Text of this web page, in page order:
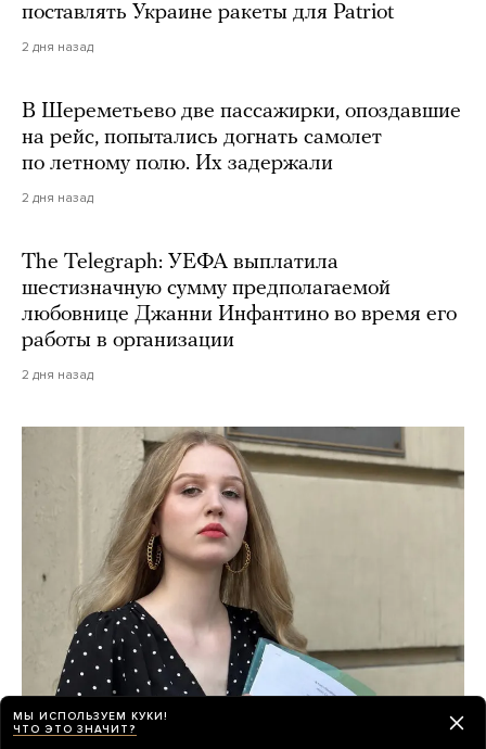
поставлять Украине ракеты для Patriot
2 дня назад
В Шереметьево две пассажирки, опоздавшие
на рейс, попытались догнать самолет
по летному полю. Их задержали
2 дня назад
The Telegraph: УЕФА выплатила
шестизначную сумму предполагаемой
любовнице Джанни Инфантино во время его
работы в организации
2 дня назад
МЫ ИСПОЛЬЗУЕМ КУКИ!
ЧТО ЭТО ЗНАЧИТ?